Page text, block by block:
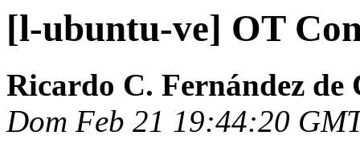
[l-ubuntu-ve] OT
Ricardo C. Fernández de
Dom Feb 21 19:44:20